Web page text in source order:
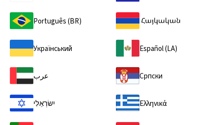
Português (BR)
Український Español (LA)
عرب Српски
יִשׂרְאֵלִי Ελληνικά